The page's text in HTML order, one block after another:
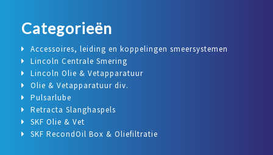
Categorieën
Accessoires, leiding en koppelingen smeersystemen
Lincoln Centrale Smering
Lincoln Olie & Vetapparatuur
Olie & Vetapparatuur div.
Pulsarlube
Retracta Slanghaspels
SKF Olie & Vet
SKF RecondOil Box & Oliefiltratie